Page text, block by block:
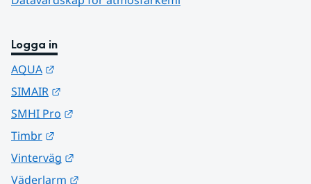
Logga in
AQUA
SIMAIR
SMHI Pro
Timbr
Vinterväg
Väderlarm